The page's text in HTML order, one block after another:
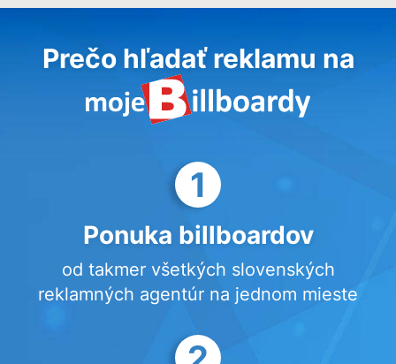
Prečo hľadať reklamu na
1
Ponuka billboardov
od takmer všetkých slovenských
reklamných agentúr na jednom mieste